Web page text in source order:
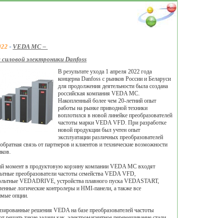
- VEDA MC –
силовой электроники Danfoss
В результате ухода 1 апреля 2022 года
концерна Danfoss c рынков России и Беларуси
для продолжения деятельности была создана
российская компания VEDA MC.
Накопленный более чем 20-летний опыт
работы на рынке приводной техники
воплотился в новой линейке преобразователей
частоты марки VEDA VFD. При разработке
новой продукции был учтен опыт
эксплуатации различных преобразователей
связь от партнеров и клиентов и технические возможности
момент в продуктовую корзину компании VEDA MC входят
преобразователи частоты семейства VEDA VFD,
VEDADRIVE, устройства плавного пуска VEDASTART,
логические контролеры и HMI-панели, а также все
опции.
решения VEDA на базе преобразователей частоты